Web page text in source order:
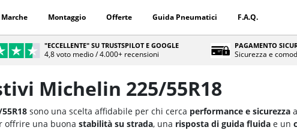
Marche Montaggio Offerte Guida Pneumatici F.A.Q.
"ECCELLENTE" SU TRUSTSPILOT E GOOGLE
4,8 voto medio / 4.000+ recensioni
PAGAMENTO
Sicurezza e
Michelin 225/55R18
sono una scelta affidabile per chi cerca performance e sicurezza
offrire una buona stabilità su strada, una risposta di guida fluida e un